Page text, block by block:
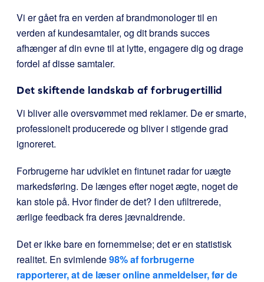
Vi er gået fra en verden af brandmonologer til en
verden af kundesamtaler, og dit brands succes
afhænger af din evne til at lytte, engagere dig og drage
fordel af disse samtaler.
Det skiftende landskab af forbrugertillid
Vi bliver alle oversvømmet med reklamer. De er smarte,
professionelt producerede og bliver i stigende grad
ignoreret.
Forbrugerne har udviklet en fintunet radar for uægte
markedsføring. De længes efter noget ægte, noget de
kan stole på. Hvor finder de det? I den ufiltrerede,
ærlige feedback fra deres jævnaldrende.
Det er ikke bare en fornemmelse; det er en statistisk
realitet. En svimlende98% af forbrugerne
rapporterer, at de læser online anmeldelser, før de